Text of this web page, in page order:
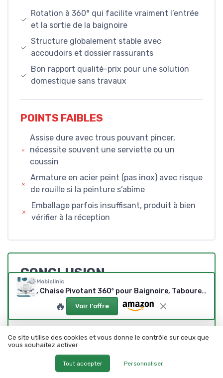
Rotation à 360° qui facilite vraiment l’entrée
et la sortie de la baignoire
Structure globalement stable avec
accoudoirs et dossier rassurants
Bon rapport qualité-prix pour une solution
domestique sans travaux
POINTS FAIBLES
Assise dure avec trous pouvant pincer,
nécessite souvent une serviette ou un
coussin
Armature en acier peint (pas inox) avec risque
de rouille si la peinture s’abîme
Emballage parfois insuffisant, produit à bien
vérifier à la réception
CONCLUSION
NOTE DE LA RÉDACTION
★★★★★
★★★★★
Mobiclinic Lago, c’est un produitpratique et
globalement bien pensé
à la baignoire des personnes âgées ou à mobilité
Mobiclinic
, Chaise Pivotant 360º pour Baignoire, Tabouret Douche pour Personnes âgées ou handicapées, Siège pivotant, Barres sécurité latérales, Hauteur réglable, Antidérapants, Blanc, Lago
🔥 Voir l'offre
Ce site utilise des cookies et vous donne le contrôle sur ceux que
vous souhaitez activer
Tout accepter Personnaliser